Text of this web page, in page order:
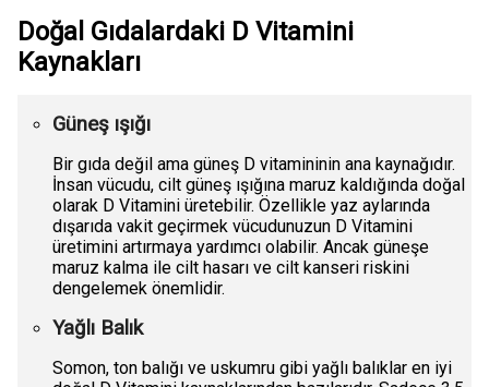
Doğal Gıdalardaki D Vitamini
Kaynakları
Güneş ışığı
Bir gıda değil ama güneş D vitamininin ana kaynağıdır.
İnsan vücudu, cilt güneş ışığına maruz kaldığında doğal
olarak D Vitamini üretebilir. Özellikle yaz aylarında
dışarıda vakit geçirmek vücudunuzun D Vitamini
üretimini artırmaya yardımcı olabilir. Ancak güneşe
maruz kalma ile cilt hasarı ve cilt kanseri riskini
dengelemek önemlidir.
Yağlı Balık
Somon, ton balığı ve uskumru gibi yağlı balıklar en iyi